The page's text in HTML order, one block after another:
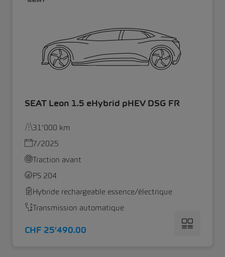
SEAT Leon 1.5 eHybrid pHEV DSG FR
31’000 km
7/2025
Traction avant
PS 204
Hybride rechargeable essence/électrique
Transmission automatique
CHF 25’490.00